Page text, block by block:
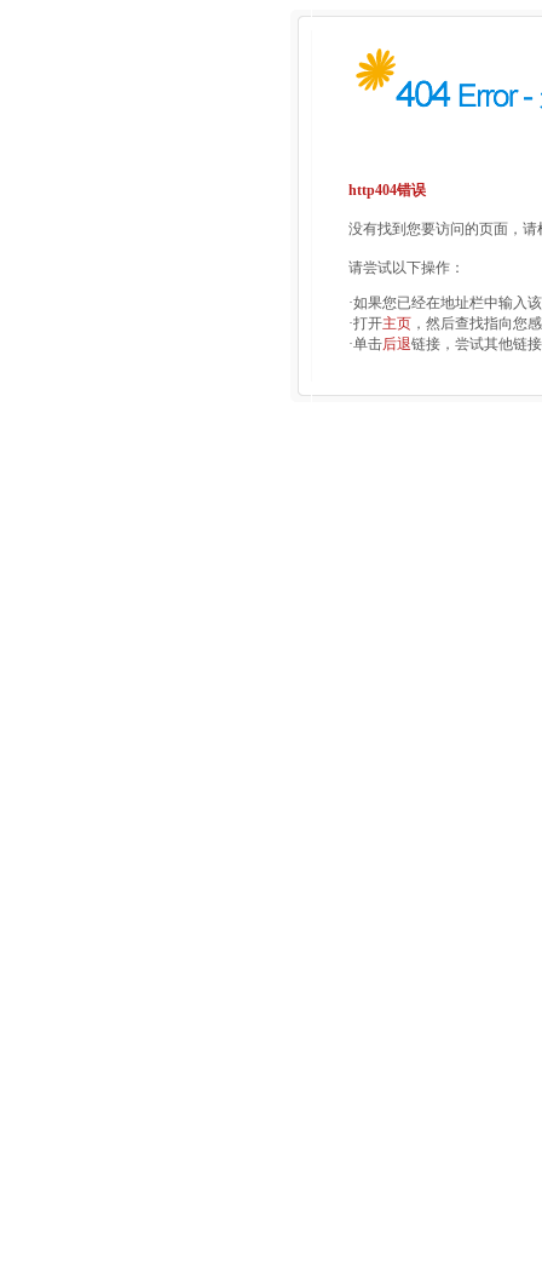
http404错误
没有找到您要访问的页面，
请尝试以下操作：
·如果您已经在地址栏中输入
·打开主页 ，然后查找指向您
·单击后退链接，尝试其他链